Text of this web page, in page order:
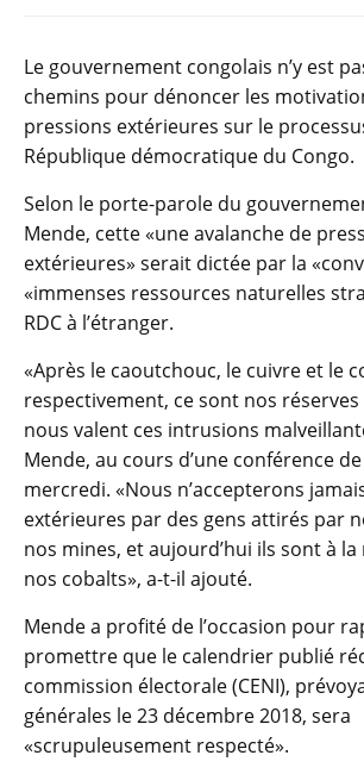
Le gouvernement congolais n’y est
chemins pour dénoncer les
pressions extérieures sur le
République démocratique du Congo.
Selon le porte-parole du
Mende, cette «une avalanche de
extérieures» serait dictée par la
«immenses ressources naturelles
RDC à l’étranger.
«Après le caoutchouc, le cuivre et le
respectivement, ce sont nos
nous valent ces intrusions
Mende, au cours d’une conférence
mercredi. «Nous n’accepterons
extérieures par des gens attirés par
nos mines, et aujourd’hui ils sont à
nos cobalts», a-t-il ajouté.
Mende a profité de l’occasion pour
promettre que le calendrier publié
commission électorale (CENI),
générales le 23 décembre 2018, sera
«scrupuleusement respecté».